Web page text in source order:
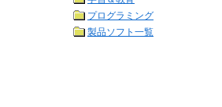
プログラミング
製品ソフト一覧